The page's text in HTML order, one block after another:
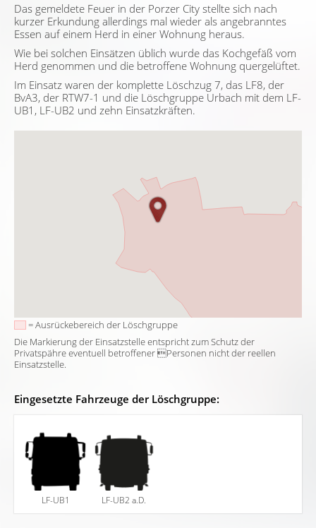
Das gemeldete Feuer in der Porzer City stellte sich nach
kurzer Erkundung allerdings mal wieder als angebranntes
Essen auf einem Herd in einer Wohnung heraus.
Wie bei solchen Einsätzen üblich wurde das Kochgefäß vom
Herd genommen und die betroffene Wohnung quergelüftet.
Im Einsatz waren der komplette Löschzug 7, das LF8, der
BvA3, der RTW7-1 und die Löschgruppe Urbach mit dem LF-
UB1, LF-UB2 und zehn Einsatzkräften.
= Ausrückebereich der Löschgruppe
Die Markierung der Einsatzstelle entspricht zum Schutz der
Privatspähre eventuell betroffener Personen nicht der reellen
Einsatzstelle.
Eingesetzte Fahrzeuge der Löschgruppe:
LF-UB1 LF-UB2 a.D.